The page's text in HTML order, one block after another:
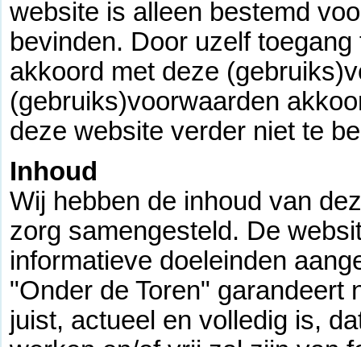
website is alleen bestemd
bevinden. Door uzelf
akkoord met deze
(gebruiks)voorwaarden
deze website verder niet te
Inhoud
Wij hebben de inhoud van
zorg samengesteld. De
informatieve doeleinden
"Onder de Toren" garandeert
juist, actueel en volledig is,